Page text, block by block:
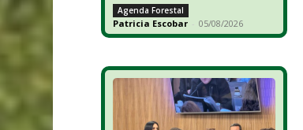
Agenda Forestal
Patricia Escobar - 05/08/2026